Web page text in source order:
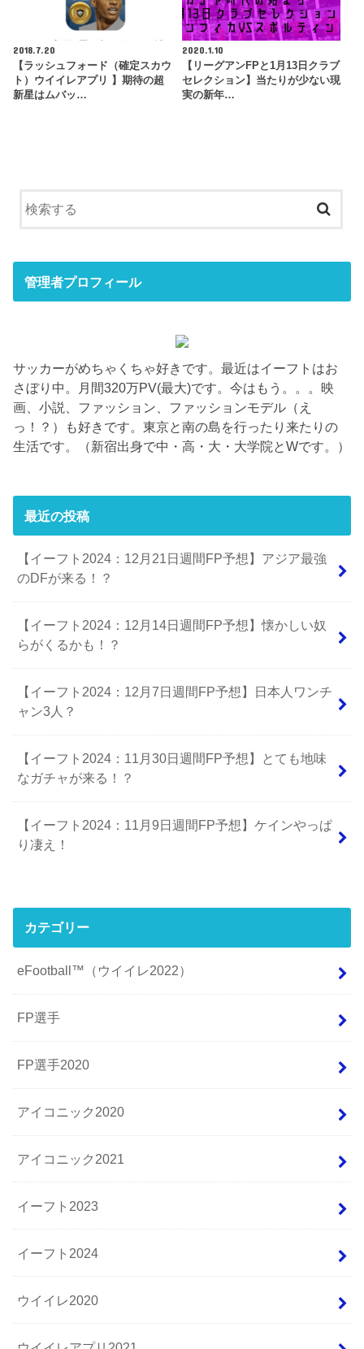
2018.7.20
【ラッシュフォード（確定スカウ
ト）ウイイレアプリ 】期待の超
新星はムバッ…
2020.1.10
【リーグアンFPと1月13日クラブ
セレクション】当たりが少ない現
実の新年…
管理者プロフィール
サッカーがめちゃくちゃ好きです。最近はイーフトはお
さぼり中。月間320万PV(最大)です。今はもう。。。映
画、小説、ファッション、ファッションモデル（え
っ！？）も好きです。東京と南の島を行ったり来たりの
生活です。（新宿出身で中・高・大・大学院とWです。）
最近の投稿
【イーフト2024：12月21日週間FP予想】アジア最強
のDFが来る！？
【イーフト2024：12月14日週間FP予想】懐かしい奴
らがくるかも！？
【イーフト2024：12月7日週間FP予想】日本人ワンチ
ャン3人？
【イーフト2024：11月30日週間FP予想】とても地味
なガチャが来る！？
【イーフト2024：11月9日週間FP予想】ケインやっぱ
り凄え！
カテゴリー
eFootball™（ウイイレ2022）
FP選手
FP選手2020
アイコニック2020
アイコニック2021
イーフト2023
イーフト2024
ウイイレ2020